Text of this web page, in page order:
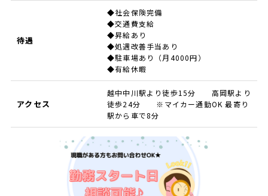
待遇
◆社会保険完備
◆交通費支給
◆昇給あり
◆処遇改善手当あり
◆駐車場あり（月4000円）
◆有給休暇
アクセス
越中中川駅より徒歩15分 高岡駅より
徒歩24分 ※マイカー通勤OK 最寄り
駅から車で8分